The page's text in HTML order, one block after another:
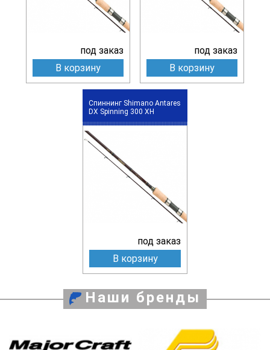
под заказ
В корзину
под заказ
В корзину
Спиннинг Shimano Antares
DX Spinning 300 XH
под заказ
В корзину
Наши бренды